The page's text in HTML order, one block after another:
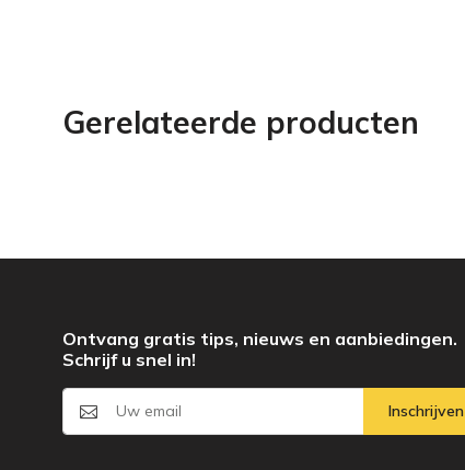
Gerelateerde producten
Ontvang gratis tips, nieuws en aanbiedingen.
Schrijf u snel in!
Inschrijven